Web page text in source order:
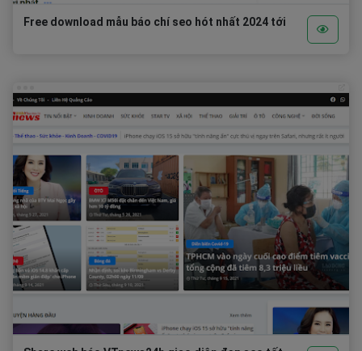
Free download mẫu báo chí seo hót nhất 2024 tới